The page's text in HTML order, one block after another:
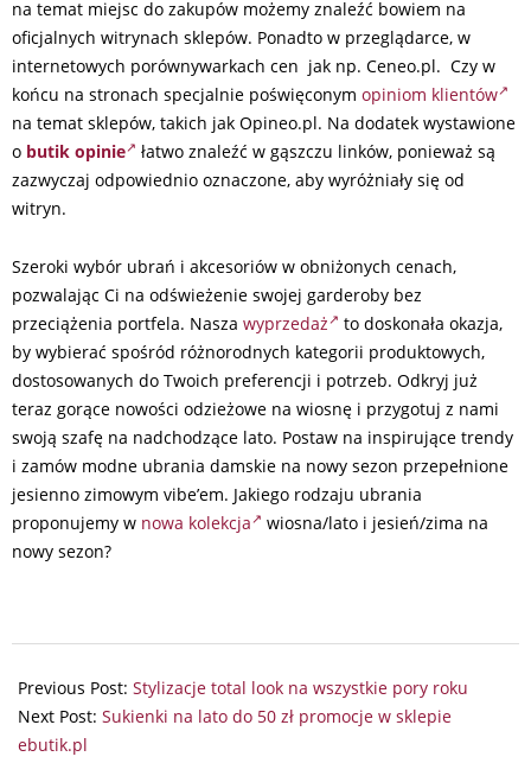
na temat miejsc do zakupów możemy znaleźć bowiem na
oficjalnych witrynach sklepów. Ponadto w przeglądarce, w
internetowych porównywarkach cen jak np. Ceneo.pl. Czy w
końcu na stronach specjalnie poświęconym opiniom klientów
na temat sklepów, takich jak Opineo.pl. Na dodatek wystawione
o butik opinie
łatwo znaleźć w gąszczu linków, ponieważ są
zazwyczaj odpowiednio oznaczone, aby wyróżniały się od
witryn.
Szeroki wybór ubrań i akcesoriów w obniżonych cenach,
pozwalając Ci na odświeżenie swojej garderoby bez
przeciążenia portfela. Nasza wyprzedaż
to doskonała okazja,
by wybierać spośród różnorodnych kategorii produktowych,
dostosowanych do Twoich preferencji i potrzeb. Odkryj już
teraz gorące nowości odzieżowe na wiosnę i przygotuj z nami
swoją szafę na nadchodzące lato. Postaw na inspirujące trendy
i zamów modne ubrania damskie na nowy sezon przepełnione
jesienno zimowym vibe’em. Jakiego rodzaju ubrania
proponujemy w nowa kolekcja
wiosna/lato i jesień/zima na
nowy sezon?
05-
07
Previous Post: Stylizacje total look na wszystkie pory roku
Next Post: Sukienki na lato do 50 zł promocje w sklepie
ebutik.pl